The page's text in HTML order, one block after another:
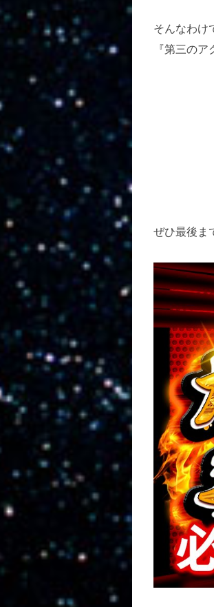
そんなわけ
『第三の
ぜひ最後ま